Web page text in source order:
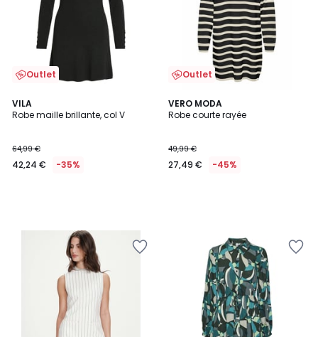
Outlet
VILA
Robe maille brillante, col V
64,99 €
42,24 € -35%
Outlet
VERO MODA
Robe courte rayée
49,99 €
27,49 € -45%